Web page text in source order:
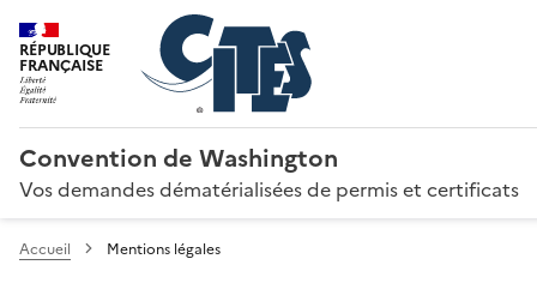
RÉPUBLIQUE
FRANÇAISE
Convention de Washington
Vos demandes dématérialisées de permis et certificats
Accueil Mentions légales